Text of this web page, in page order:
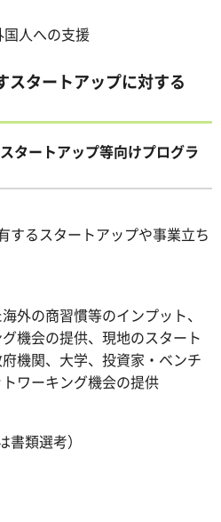
人への支援
タートアップに対する
タートアップ等向けプログラ
するスタートアップや事業立ち
外の商習慣等のインプット、
機会の提供、現地のスタート
機関、大学、投資家・ベンチ
ワーキング機会の提供
類選考）